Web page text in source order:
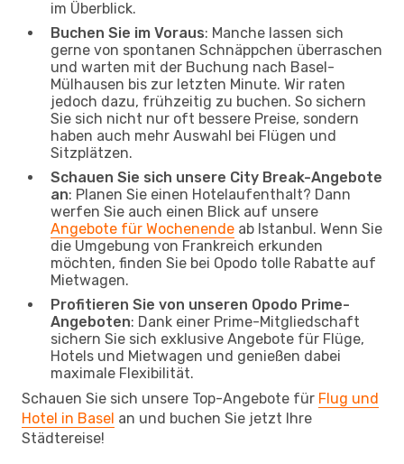
im Überblick.
Buchen Sie im Voraus: Manche lassen sich
gerne von spontanen Schnäppchen überraschen
und warten mit der Buchung nach Basel-
Mülhausen bis zur letzten Minute. Wir raten
jedoch dazu, frühzeitig zu buchen. So sichern
Sie sich nicht nur oft bessere Preise, sondern
haben auch mehr Auswahl bei Flügen und
Sitzplätzen.
Schauen Sie sich unsere City Break-Angebote
an: Planen Sie einen Hotelaufenthalt? Dann
werfen Sie auch einen Blick auf unsere
Angebote für Wochenende ab Istanbul. Wenn Sie
die Umgebung von Frankreich erkunden
möchten, finden Sie bei Opodo tolle Rabatte auf
Mietwagen.
Profitieren Sie von unseren Opodo Prime-
Angeboten: Dank einer Prime-Mitgliedschaft
sichern Sie sich exklusive Angebote für Flüge,
Hotels und Mietwagen und genießen dabei
maximale Flexibilität.
Schauen Sie sich unsere Top-Angebote für Flug und
Hotel in Basel an und buchen Sie jetzt Ihre
Städtereise!